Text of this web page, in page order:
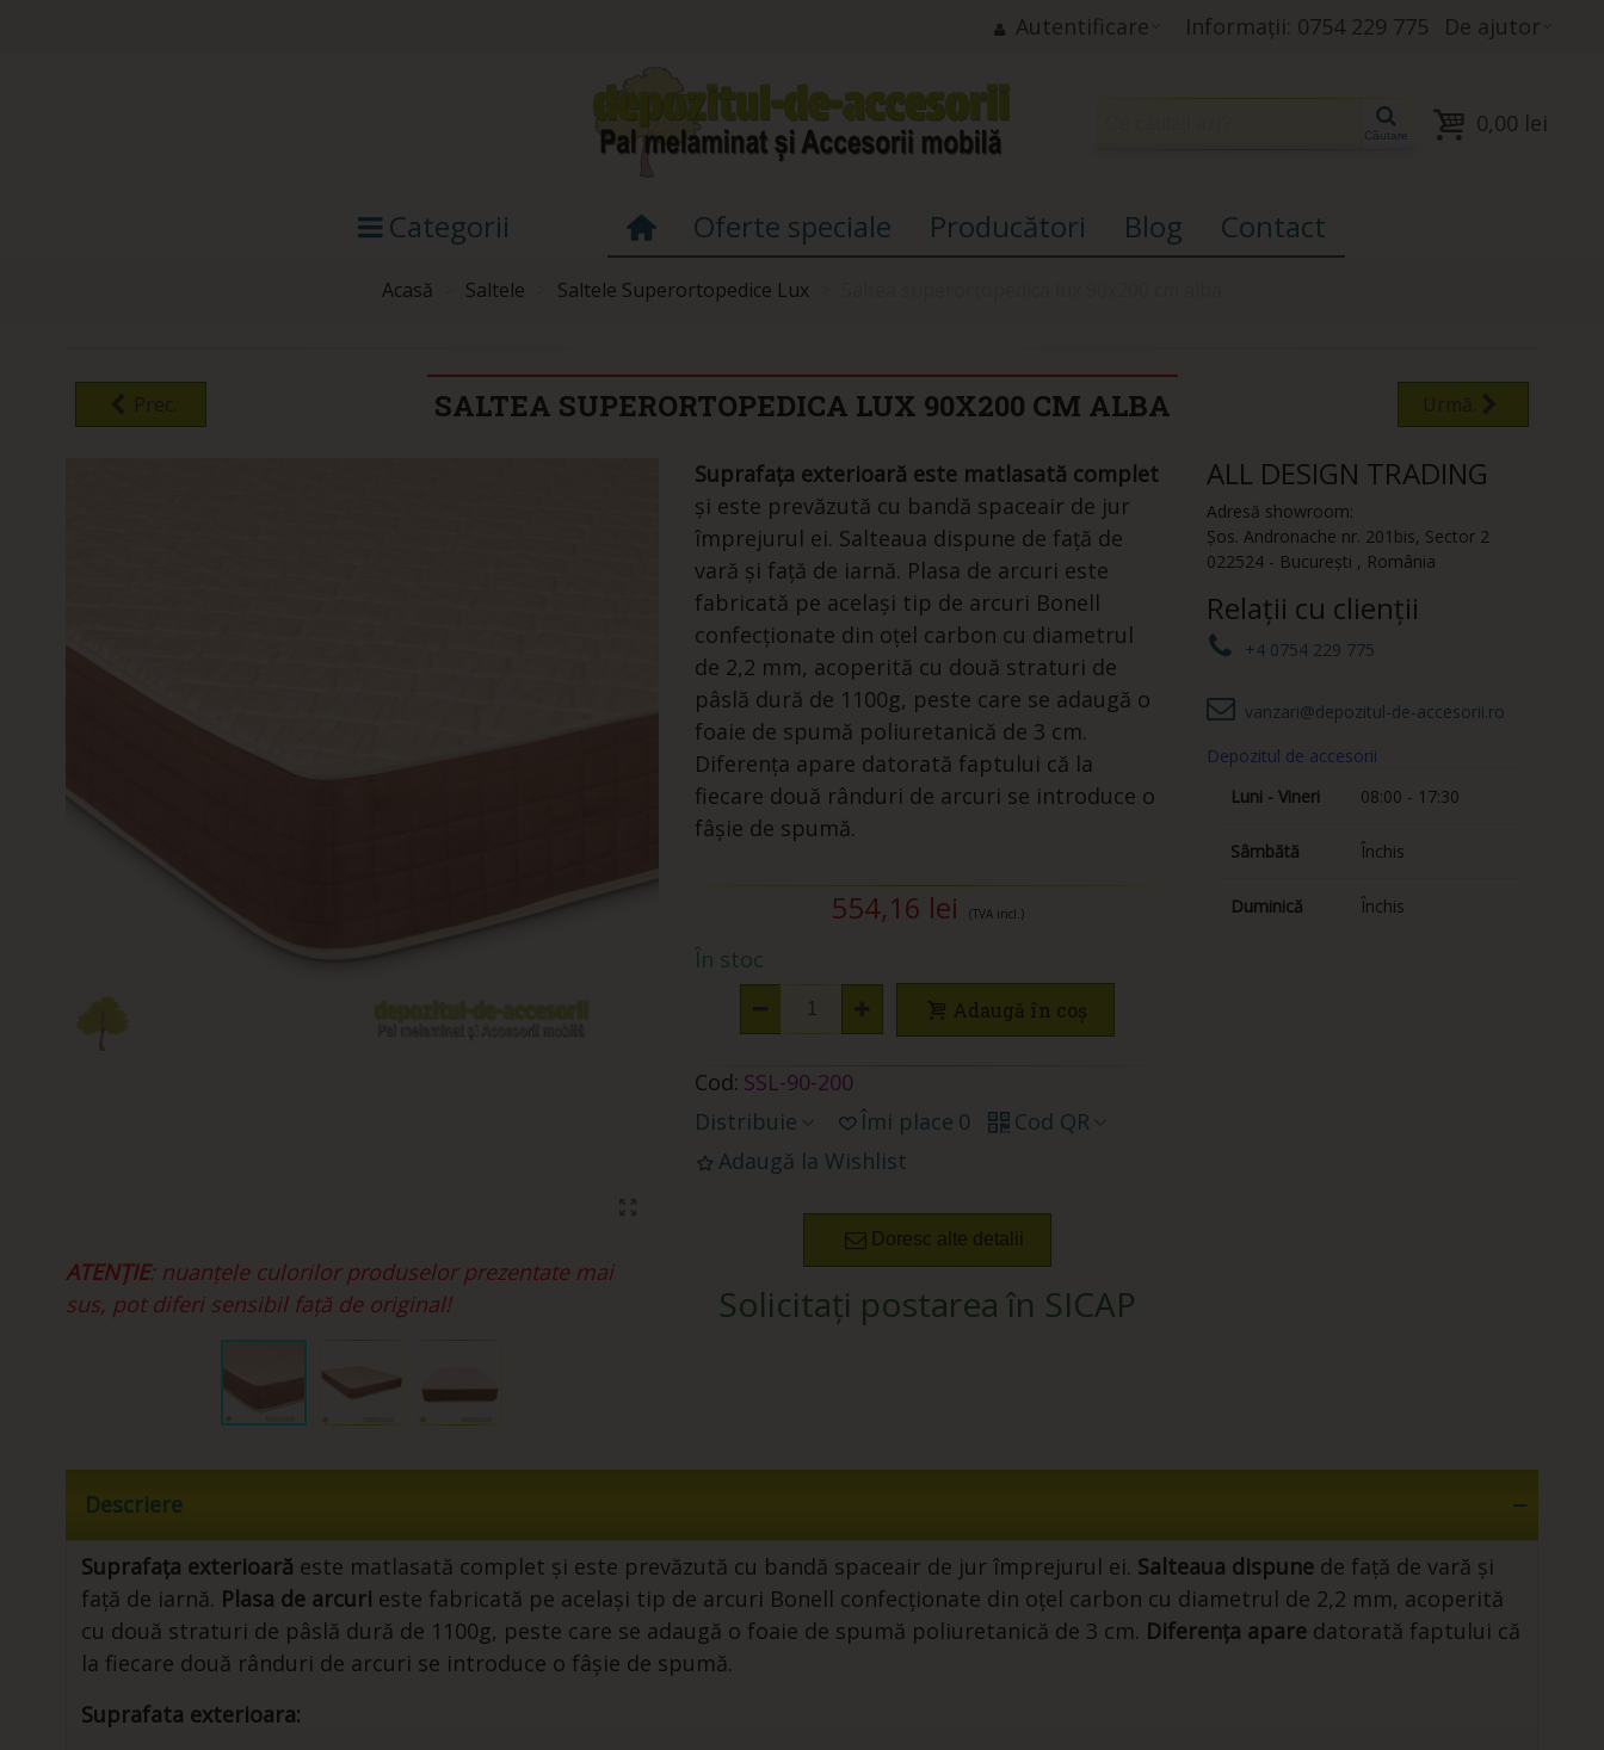
Autentificare Informații: 0754 229 775 De ajutor
Căutare 0,00 lei
Categorii Oferte speciale Producători Blog Contact
Acasă Saltele Saltele Superortopedice Lux
SALTEA SUPERORTOPEDICA LUX 90X200 CM ALBA
ATENȚIE: nuanțele culorilor produselor prezentate mai
sus, pot diferi sensibil față de original!
Suprafața exterioară este matlasată complet
și este prevăzută cu bandă spaceair de jur
împrejurul ei. Salteaua dispune de față de
vară și față de iarnă. Plasa de arcuri este
fabricată pe același tip de arcuri Bonell
confecționate din oțel carbon cu diametrul
de 2,2 mm, acoperită cu două straturi de
pâslă dură de 1100g, peste care se adaugă o
foaie de spumă poliuretanică de 3 cm.
Diferența apare datorată faptului că la
fiecare două rânduri de arcuri se introduce o
fâșie de spumă.
554,16 lei (TVA incl.)
În stoc
Adaugă în coș
Cod: SSL-90-200
Distribuie
Îmi place 0
Cod QR
Adaugă la Wishlist
Doresc alte detalii
Solicitați postarea în SICAP
ALL DESIGN TRADING
Adresă showroom:
Șos. Andronache nr. 201bis, Sector 2
022524- București , România
Relații cu clienții
+4 0754 229 775
vanzari@depozitul-de-accesorii.ro
Depozitul de accesorii
Luni - Vineri
08:00 - 17:30
Sâmbătă Închis
Duminică Închis
Descriere
Suprafața exterioară este matlasată complet și este prevăzută cu bandă spaceair de jur împrejurul ei. Salteaua dispune de față de vară și
față de iarnă. Plasa de arcuri este fabricată pe același tip de arcuri Bonell confecționate din oțel carbon cu diametrul de 2,2 mm, acoperită
cu două straturi de pâslă dură de 1100g, peste care se adaugă o foaie de spumă poliuretanică de 3 cm. Diferența apare datorată faptului că
la fiecare două rânduri de arcuri se introduce o fâșie de spumă.
Suprafata exterioara: